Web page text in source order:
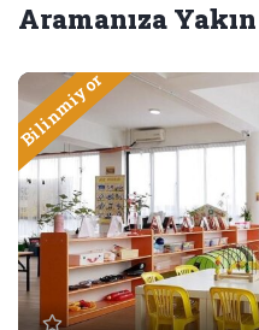
Aramanıza
Bilinmiyor